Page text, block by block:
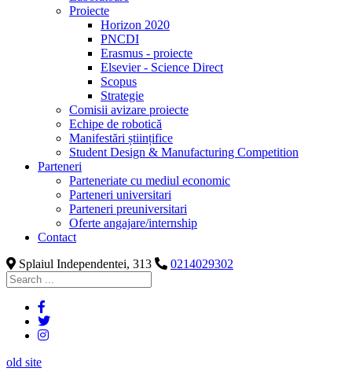
Proiecte
Horizon 2020
PNCDI
Erasmus - proiecte
Elsevier - Science Direct
Scopus
Strategie
Comisii avizare proiecte
Echipe de robotică
Manifestări științifice
Student Design & Manufacturing Competition
Parteneri
Parteneriate cu mediul economic
Parteneri universitari
Parteneri preuniversitari
Oferte angajare/internship
Contact
Splaiul Independentei, 313
0214029302
old site